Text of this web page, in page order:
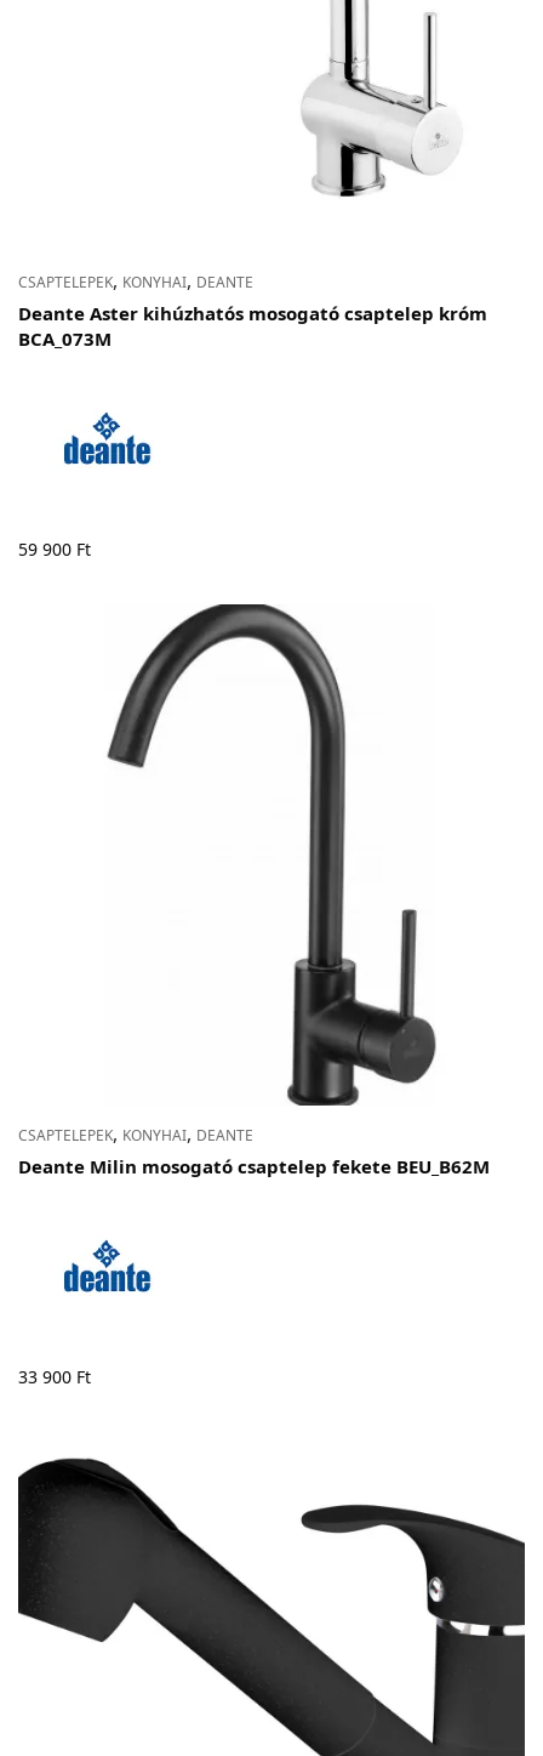
CSAPTELEPEK, KONYHAI, DEANTE
Deante Aster kihúzhatós mosogató csaptelep króm
BCA_073M
59 900 Ft
CSAPTELEPEK, KONYHAI, DEANTE
Deante Milin mosogató csaptelep fekete BEU_B62M
33 900 Ft